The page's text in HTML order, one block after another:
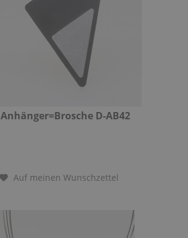
Anhänger=Brosche D-AB42
Auf meinen Wunschzettel